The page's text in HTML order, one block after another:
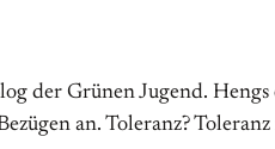
der Grünen Jugend.
an. Toleranz? Toleranz